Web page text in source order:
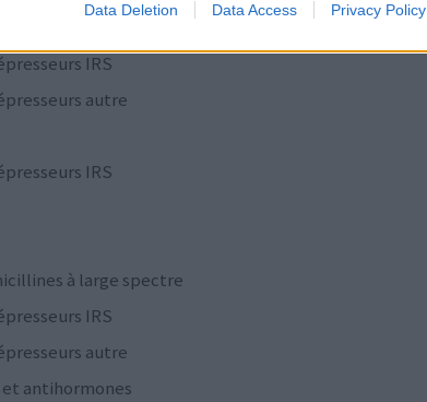
Data Deletion Data Access Privacy Policy
IRS
autre
IRS
à large spectre
IRS
autre
et antihormones